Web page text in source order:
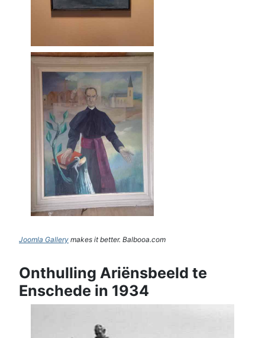
Joomla Gallery makes it better. Balbooa.com
Onthulling Ariënsbeeld te
Enschede in 1934